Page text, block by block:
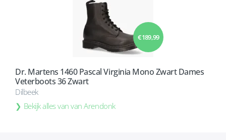
€ 189,99
Dr. Martens 1460 Pascal Virginia Mono Zwart Dames
Veterboots 36 Zwart
Dilbeek
Bekijk alles van van Arendonk